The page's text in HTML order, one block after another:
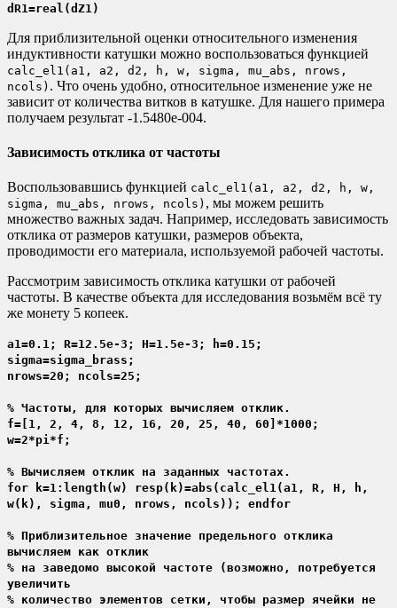
dR1=real(dZ1)
Для приблизительной оценки относительного изменения
индуктивности катушки можно воспользоваться функцией
calc_el1(a1, a2, d2, h, w, sigma, mu_abs, nrows,
ncols) . Что очень удобно, относительное изменение уже не
зависит от количества витков в катушке. Для нашего примера
получаем результат -1.5480e-004.
Зависимость отклика от частоты
Воспользовавшись функцией calc_el1(a1, a2, d2, h, w,
sigma, mu_abs, nrows, ncols) , мы можем решить
множество важных задач. Например, исследовать зависимость
отклика от размеров катушки, размеров объекта,
проводимости его материала, используемой рабочей частоты.
Рассмотрим зависимость отклика катушки от рабочей
частоты. В качестве объекта для исследования возьмём всё ту
же монету 5 копеек.
a1=0.1; R=12.5e-3; H=1.5e-3; h=0.15;
sigma=sigma_brass;
nrows=20; ncols=25;
% Частоты, для которых вычисляем отклик.
f=[1, 2, 4, 8, 12, 16, 20, 25, 40, 60]*1000;
w=2*pi*f;
% Вычисляем отклик на заданных частотах.
for k=1:length(w) resp(k)=abs(calc_el1(a1, R, H, h,
w(k), sigma, mu0, nrows, ncols)); endfor
% Приблизительное значение предельного отклика
вычисляем как отклик
% на заведомо высокой частоте (возможно, потребуется
увеличить
% количество элементов сетки, чтобы размер ячейки не